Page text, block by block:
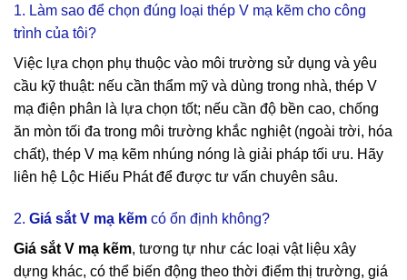
1. Làm sao để chọn đúng loại thép V mạ kẽm cho công
trình của tôi?
Việc lựa chọn phụ thuộc vào môi trường sử dụng và yêu
cầu kỹ thuật: nếu cần thẩm mỹ và dùng trong nhà, thép V
mạ điện phân là lựa chọn tốt; nếu cần độ bền cao, chống
ăn mòn tối đa trong môi trường khắc nghiệt (ngoài trời, hóa
chất), thép V mạ kẽm nhúng nóng là giải pháp tối ưu. Hãy
liên hệ Lộc Hiếu Phát để được tư vấn chuyên sâu.
2. Giá sắt V mạ kẽm có ổn định không?
Giá sắt V mạ kẽm, tương tự như các loại vật liệu xây
dựng khác, có thể biến động theo thời điểm thị trường, giá